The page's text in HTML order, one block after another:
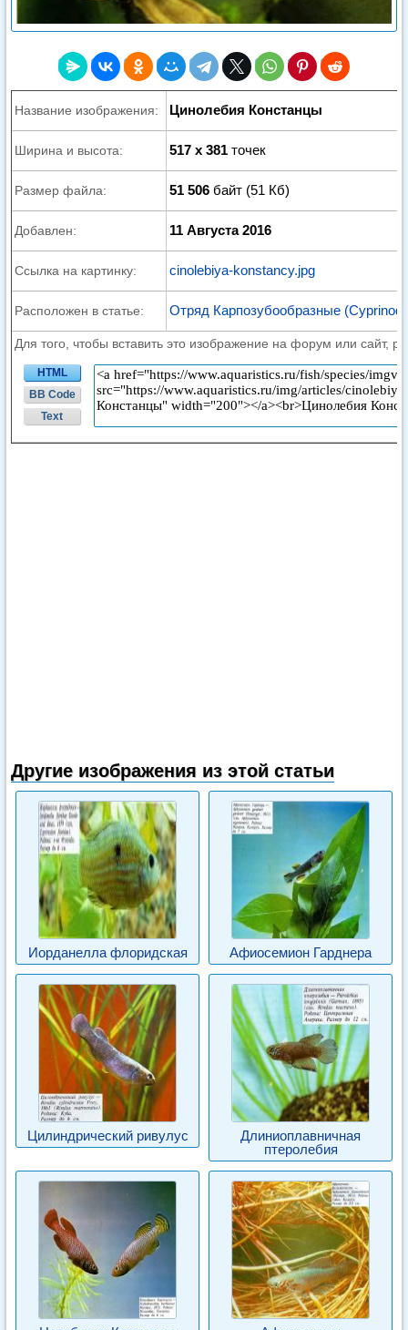
Название изображения: Цинолебия Констанцы
Ширина и высота: 517 x 381 точек
Размер файла: 51 506 байт (51 Кб)
Добавлен: 11 Августа 2016
Ссылка на картинку: cinolebiya-konstancy.jpg
Расположен в статье: Отряд Карпозубообразные
Для того, чтобы вставить это изображение на форум или сайт,
HTML
BB Code
Text
Другие изображения из этой статьи
Иорданелла флоридская Афиосемион Гарднера
Цилиндрический ривулус
Длиниоплавничная
птеролебия